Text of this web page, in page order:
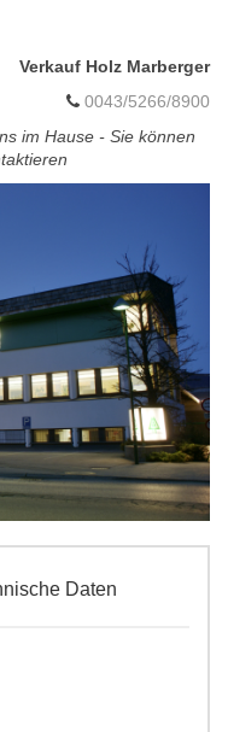
Verkauf Holz Marberger
0043/5266/8900
im Hause - Sie können
Daten